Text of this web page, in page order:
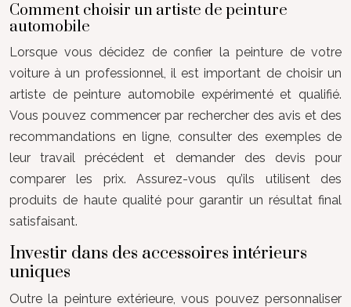
Comment choisir un artiste de peinture
automobile
Lorsque vous décidez de confier la peinture de votre
voiture à un professionnel, il est important de choisir un
artiste de peinture automobile expérimenté et qualifié.
Vous pouvez commencer par rechercher des avis et des
recommandations en ligne, consulter des exemples de
leur travail précédent et demander des devis pour
comparer les prix. Assurez-vous qu’ils utilisent des
produits de haute qualité pour garantir un résultat final
satisfaisant.
Investir dans des accessoires intérieurs
uniques
Outre la peinture extérieure, vous pouvez personnaliser